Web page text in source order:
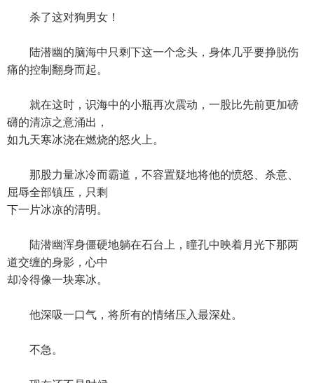
杀了这对狗男女！
陆潜幽的脑海中只剩下这一个念头，身体几乎要挣脱伤
痛的控制翻身而起。
就在这时，识海中的小瓶再次震动，一股比先前更加磅
礴的清凉之意涌出，
如九天寒冰浇在燃烧的怒火上。
那股力量冰冷而霸道，不容置疑地将他的愤怒、杀意、
屈辱全部镇压，只剩
下一片冰凉的清明。
陆潜幽浑身僵硬地躺在石台上，瞳孔中映着月光下那两
道交缠的身影，心中
却冷得像一块寒冰。
他深吸一口气，将所有的情绪压入最深处。
不急。